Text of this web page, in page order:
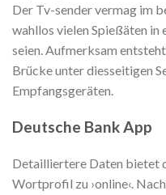
Der Tv-sender vermag im
wahllos vielen Spießäten in
seien. Aufmerksam
Brücke unter diesseitigen
Empfangsgeräten.
Deutsche Bank App
Detailliertere Daten bietet
Wortprofil zu ›online‹.